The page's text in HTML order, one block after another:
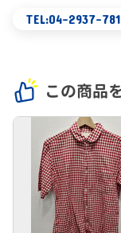
TEL:04-2937-
この商品